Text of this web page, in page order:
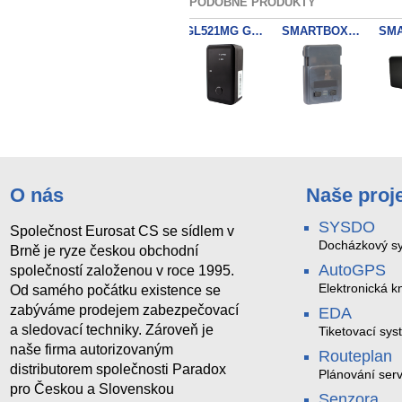
GL521MG GPS Tracker LTE SMARTBOX 2 EMM
O nás
Společnost Eurosat CS se sídlem v
Brně je ryze českou obchodní
společností založenou v roce 1995.
Od samého počátku existence se
zabýváme prodejem zabezpečovací
a sledovací techniky. Zároveň je
naše firma autorizovaným
distributorem společnosti Paradox
pro Českou a Slovenskou
Naše
SYSDO
Docházkový
AutoGPS
Elektronická
EDA
Tiketovací
Routeplan
Plánování